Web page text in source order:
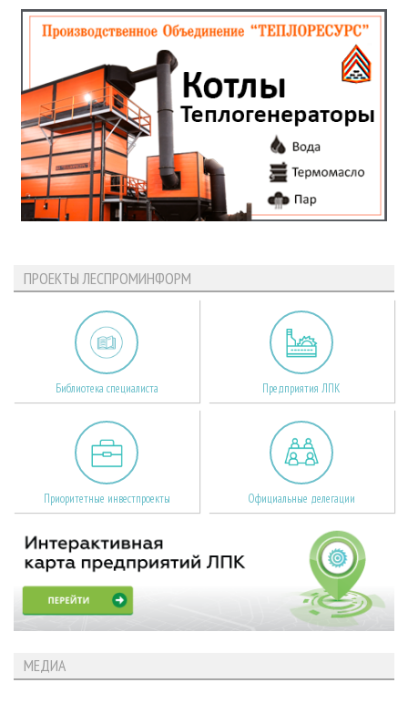
ПРОЕКТЫ ЛЕСПРОМИНФОРМ
Библиотека специалиста Предприятия ЛПК
Приоритетные инвестпроекты Официальные делегации
МЕДИА